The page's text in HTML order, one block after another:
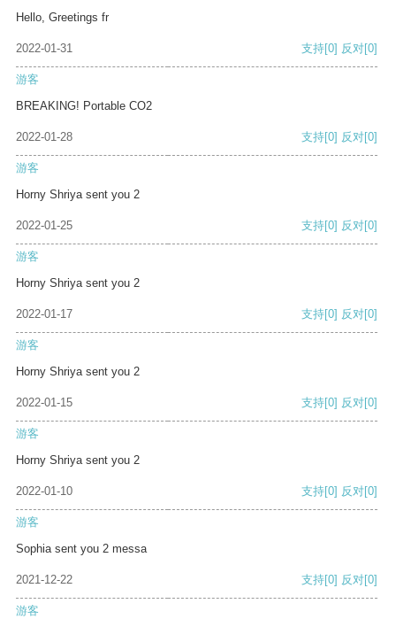
Hello, Greetings fr
2022-01-31 支持[0] 反对[0]
游客
BREAKING! Portable CO2
2022-01-28 支持[0] 反对[0]
游客
Horny Shriya sent you 2
2022-01-25 支持[0] 反对[0]
游客
Horny Shriya sent you 2
2022-01-17 支持[0] 反对[0]
游客
Horny Shriya sent you 2
2022-01-15 支持[0] 反对[0]
游客
Horny Shriya sent you 2
2022-01-10 支持[0] 反对[0]
游客
Sophia sent you 2 messa
2021-12-22 支持[0] 反对[0]
游客